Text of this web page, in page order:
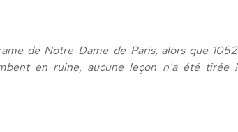
de Notre-Dame-de-Paris, alors que 1052
en ruine, aucune leçon n’a été tirée !